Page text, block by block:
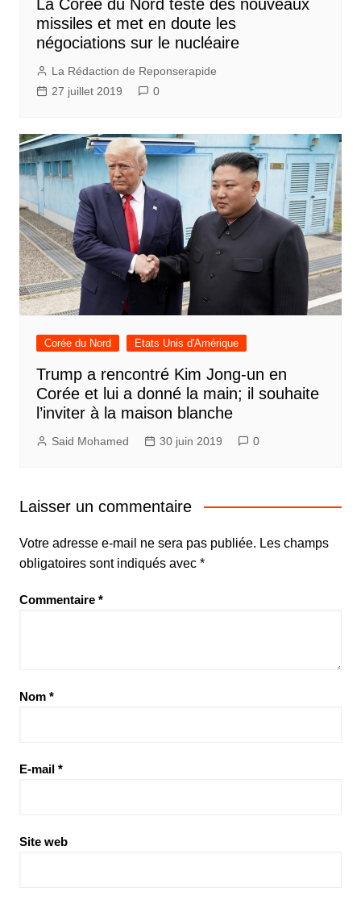
La Corée du Nord teste des nouveaux
missiles et met en doute les
négociations sur le nucléaire
La Rédaction de Reponserapide
27 juillet 2019
0
Corée du Nord Etats Unis d'Amérique
Trump a rencontré Kim Jong-un en
Corée et lui a donné la main; il souhaite
l’inviter à la maison blanche
Said Mohamed 30 juin 2019 0
Laisser un commentaire
Votre adresse e-mail ne sera pas publiée. Les champs
obligatoires sont indiqués avec *
Commentaire *
Nom *
E-mail *
Site web